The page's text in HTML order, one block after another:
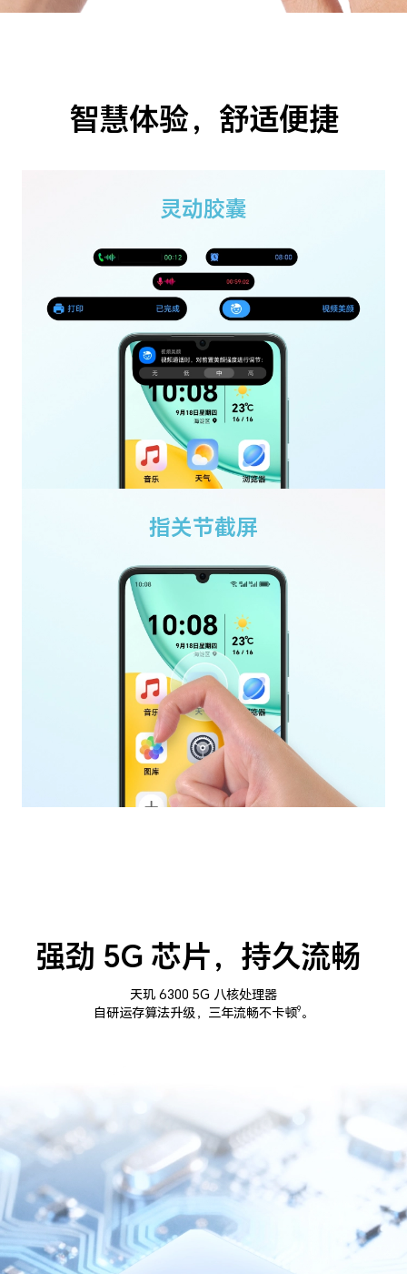
智慧体验，舒适便捷
灵动胶囊
指关节截屏
强劲 5G 芯片，持久流畅
天玑 6300 5G 八核处理器
自研运存算法升级，三年流畅不卡顿9 。